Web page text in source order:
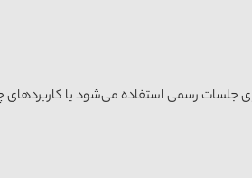
رسمی استفاده می‌شود یا کاربردهای